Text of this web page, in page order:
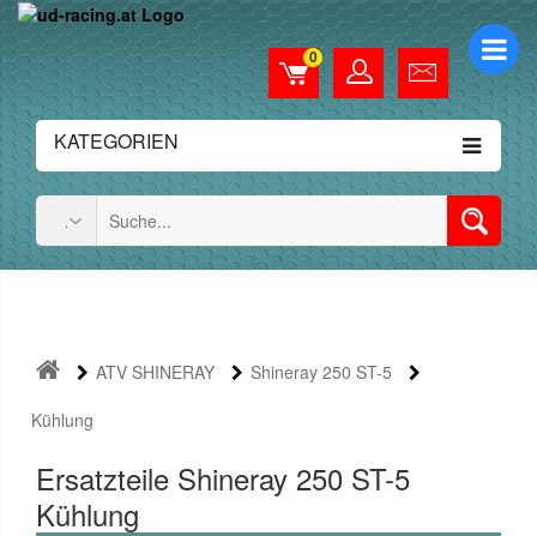
KATEGORIEN
0
ATV SHINERAY
Shineray 250 ST-5
Kühlung
Ersatzteile Shineray 250 ST-5
Kühlung